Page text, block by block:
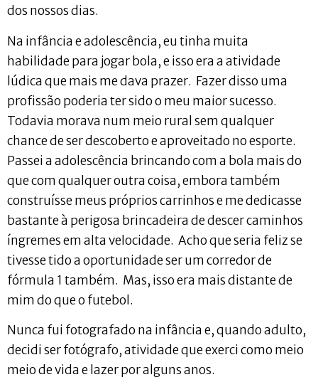
dos nossos dias.
Na infância e adolescência, eu tinha muita
habilidade para jogar bola, e isso era a atividade
lúdica que mais me dava prazer. Fazer disso uma
profissão poderia ter sido o meu maior sucesso.
Todavia morava num meio rural sem qualquer
chance de ser descoberto e aproveitado no esporte.
Passei a adolescência brincando com a bola mais do
que com qualquer outra coisa, embora também
construísse meus próprios carrinhos e me dedicasse
bastante à perigosa brincadeira de descer caminhos
íngremes em alta velocidade. Acho que seria feliz se
tivesse tido a oportunidade ser um corredor de
fórmula 1 também. Mas, isso era mais distante de
mim do que o futebol.
Nunca fui fotografado na infância e, quando adulto,
decidi ser fotógrafo, atividade que exerci como meio
meio de vida e lazer por alguns anos.